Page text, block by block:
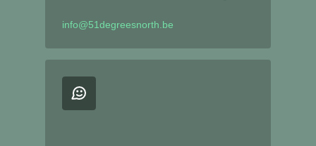
info@51degreesnorth.be